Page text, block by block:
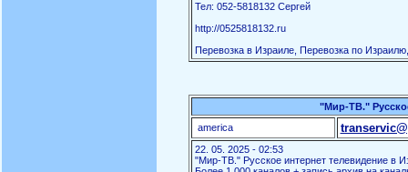
Тел: 052-5818132 Сергей
http://0525818132.ru
Перевозка в Израиле, Перевозка по
"Мир-ТВ."
america
22. 05. 2025 - 02:53
"Мир-ТВ." Русское интернет телевидение в